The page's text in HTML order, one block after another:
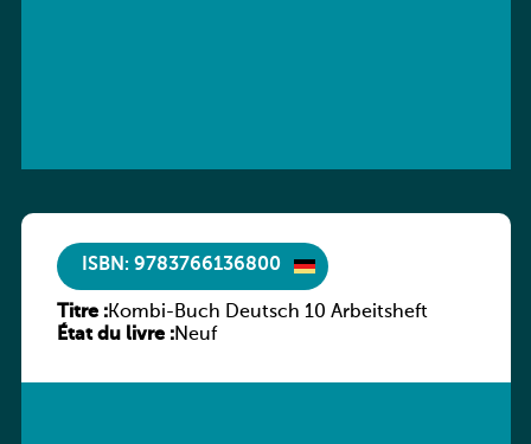
ISBN: 9783766136800
Titre :Kombi-Buch Deutsch 10 Arbeitsheft
État du livre :Neuf